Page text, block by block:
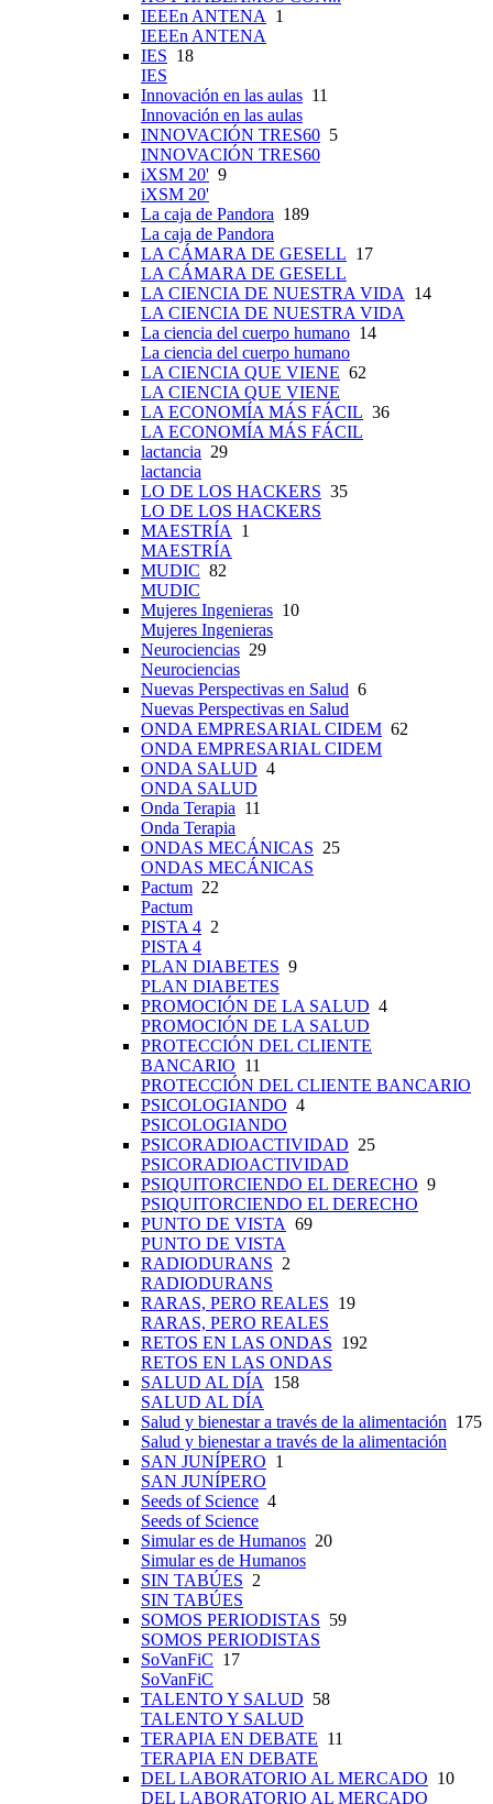
IEEEn ANTENA
1
IEEEn ANTENA
IES 18
IES
Innovación en las aulas 11
Innovación en las aulas
INNOVACIÓN TRES60 5
INNOVACIÓN TRES60
iXSM 20' 9
iXSM 20'
La caja de Pandora 189
La caja de Pandora
LA CÁMARA DE GESELL 17
LA CÁMARA DE GESELL
LA CIENCIA DE NUESTRA VIDA
14
LA CIENCIA DE NUESTRA VIDA
La ciencia del cuerpo humano 14
La ciencia del cuerpo humano
LA CIENCIA QUE VIENE 62
LA CIENCIA QUE VIENE
LA ECONOMÍA MÁS FÁCIL 36
LA ECONOMÍA MÁS FÁCIL
lactancia 29
lactancia
LO DE LOS HACKERS 35
LO DE LOS HACKERS
MAESTRÍA
1
MAESTRÍA
MUDIC 82
MUDIC
Mujeres Ingenieras 10
Mujeres Ingenieras
Neurociencias 29
Neurociencias
Nuevas Perspectivas en Salud 6
Nuevas Perspectivas en Salud
ONDA EMPRESARIAL CIDEM 62
ONDA EMPRESARIAL CIDEM
ONDA SALUD 4
ONDA SALUD
Onda Terapia 11
Onda Terapia
ONDAS MECÁNICAS 25
ONDAS MECÁNICAS
Pactum 22
Pactum
PISTA 4 2
PISTA 4
PLAN DIABETES 9
PLAN DIABETES
PROMOCIÓN DE LA SALUD 4
PROMOCIÓN DE LA SALUD
PROTECCIÓN DEL CLIENTE
BANCARIO 11
PROTECCIÓN DEL CLIENTE BANCARIO
PSICOLOGIANDO 4
PSICOLOGIANDO
PSICORADIOACTIVIDAD 25
PSICORADIOACTIVIDAD
PSIQUITORCIENDO EL DERECHO 9
PSIQUITORCIENDO EL DERECHO
PUNTO DE VISTA 69
PUNTO DE VISTA
RADIODURANS 2
RADIODURANS
RARAS, PERO REALES 19
RARAS, PERO REALES
RETOS EN LAS ONDAS 192
RETOS EN LAS ONDAS
SALUD AL DÍA
158
SALUD AL DÍA
Salud y bienestar a través de la alimentación 175
Salud y bienestar a través de la alimentación
SAN JUNÍPERO 1
SAN JUNÍPERO
Seeds of Science 4
Seeds of Science
Simular es de Humanos 20
Simular es de Humanos
SIN TABÚES 2
SIN TABÚES
SOMOS PERIODISTAS 59
SOMOS PERIODISTAS
SoVanFiC 17
SoVanFiC
TALENTO Y SALUD 58
TALENTO Y SALUD
TERAPIA EN DEBATE 11
TERAPIA EN DEBATE
DEL LABORATORIO AL MERCADO 10
DEL LABORATORIO AL MERCADO